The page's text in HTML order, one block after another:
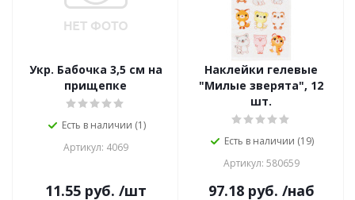
Укр. Бабочка 3,5 см на
прищепке
Есть в наличии (1)
Артикул: 4069
11.55руб. /шт
Наклейки гелевые
"Милые зверята", 12
шт.
Есть в наличии (19)
Артикул: 580659
97.18руб. /наб